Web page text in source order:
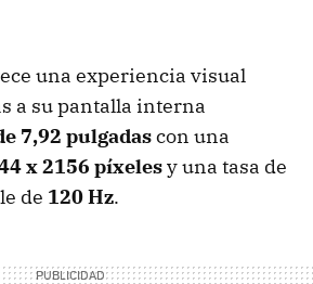
una experiencia visual
a su pantalla interna
7,92 pulgadascon una
x 2156 píxelesy una tasa de
de 120 Hz.